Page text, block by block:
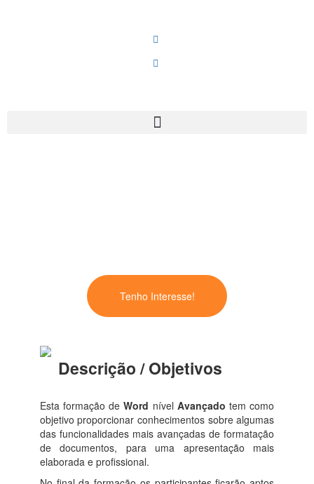
Tenho Interesse!
Descrição / Objetivos
Esta formação deWord nível Avançado tem como
objetivo proporcionar conhecimentos sobre algumas
das funcionalidades mais avançadas de formatação
de documentos, para uma apresentação mais
elaborada e profissional.